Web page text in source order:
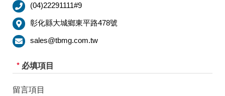
(04)22291111#9
彰化縣大城鄉東平路478號
sales@tbmg.com.tw
* 必填項目
留言項目